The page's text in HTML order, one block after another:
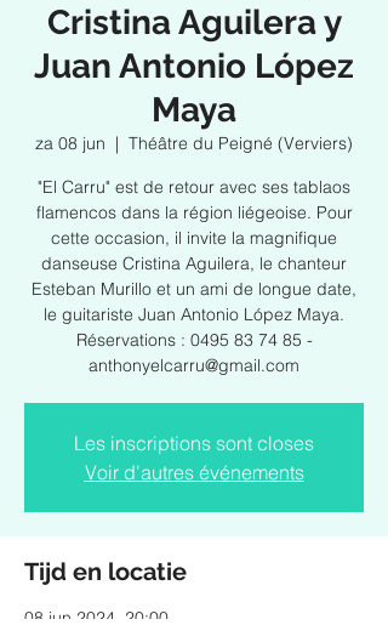
Cristina Aguilera y
Juan Antonio López
Maya
za 08 jun
  |
Théâtre du Peigné (Verviers)
"El Carru" est de retour avec ses tablaos
flamencos dans la région liégeoise. Pour
cette occasion, il invite la magnifique
danseuse Cristina Aguilera, le chanteur
Esteban Murillo et un ami de longue date,
le guitariste Juan Antonio López Maya.
Réservations : 0495 83 74 85 -
anthonyelcarru@gmail.com
Les inscriptions sont closes
Voir d'autres événements
Tijd en locatie
08 jun 2024, 20:00